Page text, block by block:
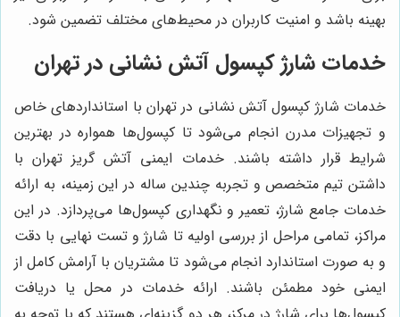
بهینه باشد و امنیت کاربران در محیط‌های مختلف تضمین شود.
خدمات شارژ کپسول آتش نشانی در تهران
خدمات شارژ کپسول آتش نشانی در تهران با استانداردهای خاص
و تجهیزات مدرن انجام می‌شود تا کپسول‌ها همواره در بهترین
شرایط قرار داشته باشند. خدمات ایمنی آتش گریز تهران با
داشتن تیم متخصص و تجربه چندین ساله در این زمینه، به ارائه
خدمات جامع شارژ، تعمیر و نگهداری کپسول‌ها می‌پردازد. در این
مراکز، تمامی مراحل از بررسی اولیه تا شارژ و تست نهایی با دقت
و به صورت استاندارد انجام می‌شود تا مشتریان با آرامش کامل از
ایمنی خود مطمئن باشند. ارائه خدمات در محل یا دریافت